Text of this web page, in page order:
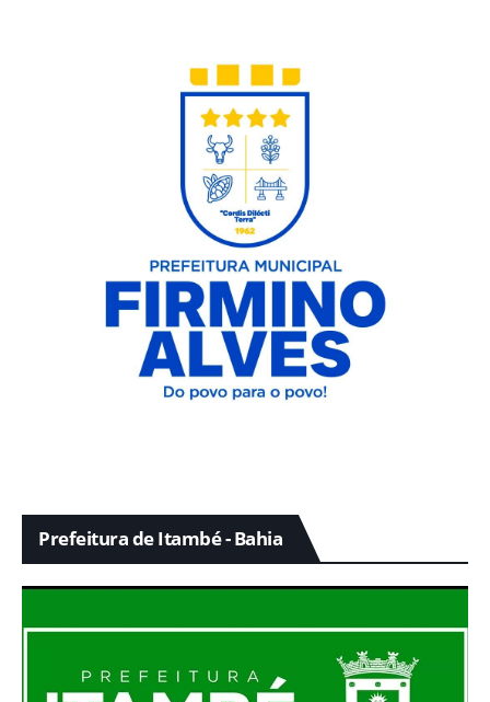
Prefeitura de Itambé - Bahia